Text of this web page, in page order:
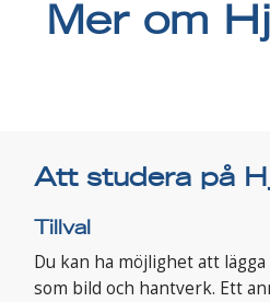
Mer om
Att studera på
Tillval
Du kan ha möjlighet att
som bild och hantverk. Ett